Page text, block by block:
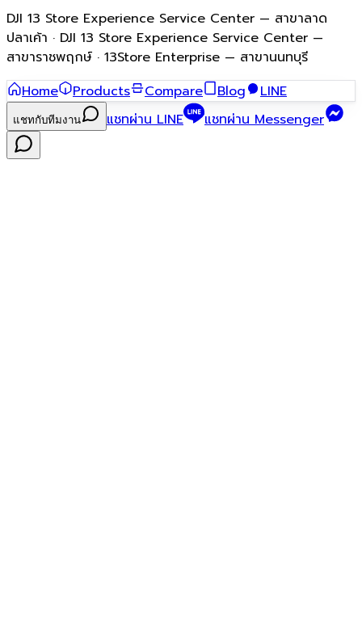
DJI 13 Store Experience Service Center — สาขาลาด
ปลาเค้า · DJI 13 Store Experience Service Center —
สาขาราชพฤกษ์ · 13Store Enterprise — สาขานนทบุรี
Home
Products Compare Blog LINE
แชทกับทีมงาน แชทผ่าน LINE แชทผ่าน Messenger